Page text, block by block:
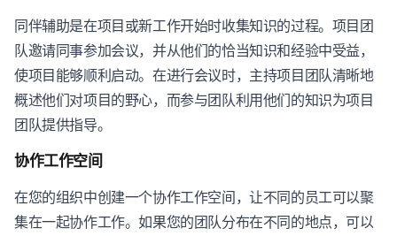
同伴辅助是在项目或新工作开始时收集知识的过程。项目团
队邀请同事参加会议，并从他们的恰当知识和经验中受益，
使项目能够顺利启动。在进行会议时，主持项目团队清晰地
概述他们对项目的野心，而参与团队利用他们的知识为项目
团队提供指导。
协作工作空间
在您的组织中创建一个协作工作空间，让不同的员工可以聚
集在一起协作工作。如果您的团队分布在不同的地点，可以